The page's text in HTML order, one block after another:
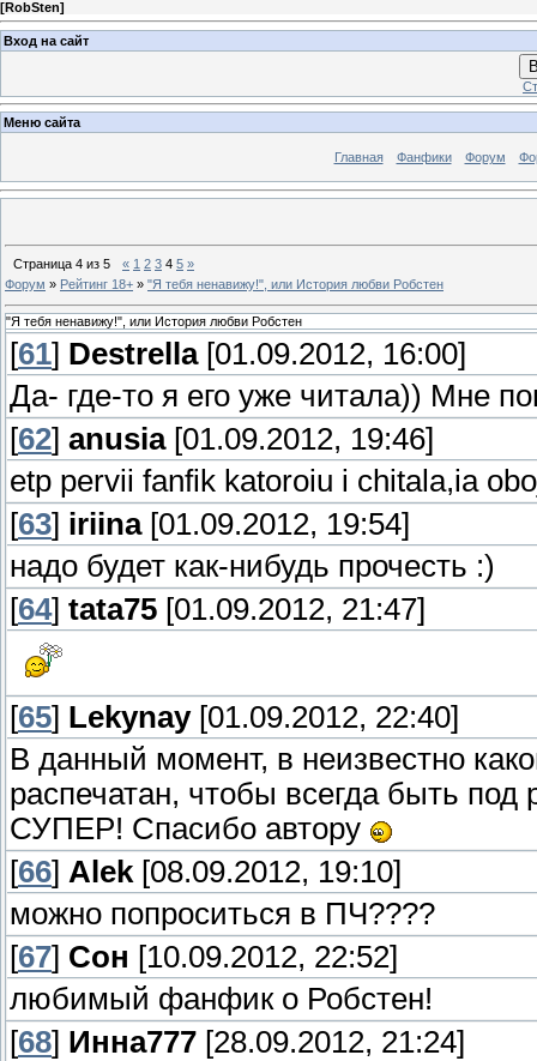
[RobSten]
Вход на сайт
Меню сайта
Главная Фанфики Форум
Страница 4 из 5 « 1 2 3 4 5 »
Форум » Рейтинг 18+ » "Я тебя ненавижу!", или История любви Робстен
"Я тебя ненавижу!", или История любви Робстен
[61] Destrella[01.09.2012, 16:00]
Да- где-то я его уже читала)) Мне
[62] anusia[01.09.2012, 19:46]
etp pervii fanfik katoroiu i chitala,ia
[63] iriina[01.09.2012, 19:54]
надо будет как-нибудь прочесть :)
[64] tata75 [01.09.2012, 21:47]
[65] Lekynay[01.09.2012, 22:40]
В данный момент, в неизвестно
распечатан, чтобы всегда быть
СУПЕР! Спасибо автору
[66] Alek [08.09.2012, 19:10]
можно попроситься в ПЧ????
[67] Сон [10.09.2012, 22:52]
любимый фанфик о Робстен!
[68] Инна777 [28.09.2012, 21:24]